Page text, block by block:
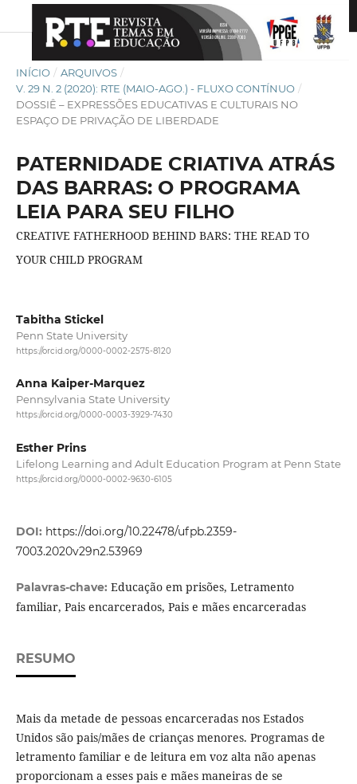
INÍCIO / ARQUIVOS /
V. 29 N. 2 (2020): RTE (MAIO-AGO.) - FLUXO CONTÍNUO /
DOSSIÊ – EXPRESSÕES EDUCATIVAS E CULTURAIS NO
ESPAÇO DE PRIVAÇÃO DE LIBERDADE
PATERNIDADE CRIATIVA ATRÁS
DAS BARRAS: O PROGRAMA
LEIA PARA SEU FILHO
CREATIVE FATHERHOOD BEHIND BARS: THE READ TO
YOUR CHILD PROGRAM
Tabitha Stickel
Penn State University
https://orcid.org/0000-0002-2575-8120
Anna Kaiper-Marquez
Pennsylvania State University
https://orcid.org/0000-0003-3929-7430
Esther Prins
Lifelong Learning and Adult Education Program at Penn State
https://orcid.org/0000-0002-9630-6105
DOI: https://doi.org/10.22478/ufpb.2359-
7003.2020v29n2.53969
Palavras-chave: Educação em prisões, Letramento
familiar, Pais encarcerados, Pais e mães encarceradas
RESUMO
Mais da metade de pessoas encarceradas nos Estados
Unidos são pais/mães de crianças menores. Programas de
letramento familiar e de leitura em voz alta não apenas
proporcionam a esses pais e mães maneiras de se